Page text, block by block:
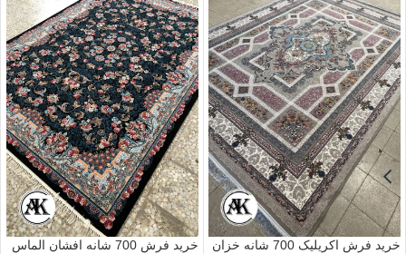
خرید فرش اکریلیک 700 شانه خزان
خرید فرش 700 شانه افشان الماس